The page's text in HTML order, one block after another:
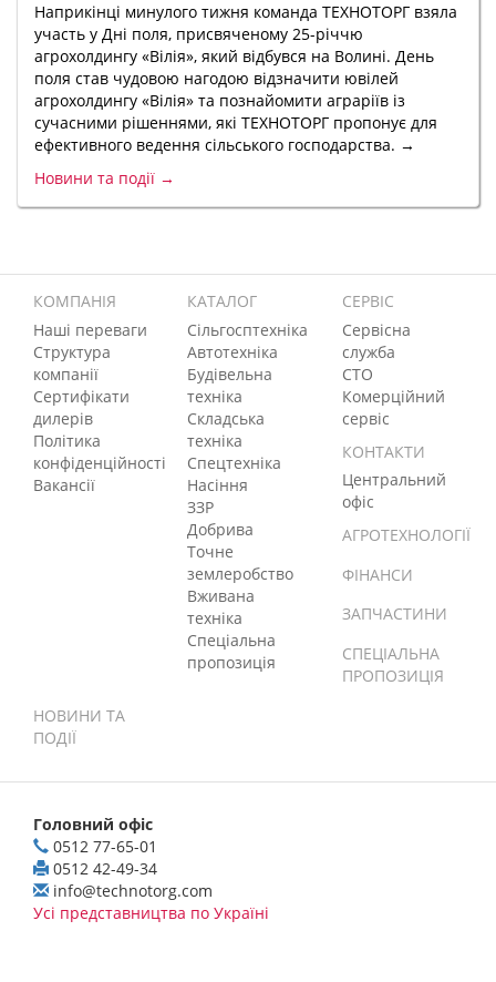
Наприкінці минулого тижня команда ТЕХНОТОРГ взяла
участь у Дні поля, присвяченому 25-річчю
агрохолдингу «Вілія», який відбувся на Волині. День
поля став чудовою нагодою відзначити ювілей
агрохолдингу «Вілія» та познайомити аграріїв із
сучасними рішеннями, які ТЕХНОТОРГ пропонує для
ефективного ведення сільського господарства. →
Новини та події →
КОМПАНІЯ
Наші переваги
Структура
компанії
Сертифікати
дилерів
Політика
конфіденційності
Вакансії
КАТАЛОГ
Сільгосптехніка
Автотехніка
Будівельна
техніка
Складська
техніка
Спецтехніка
Насіння
ЗЗР
Добрива
Точне
землеробство
Вживана
техніка
Спеціальна
пропозиція
СЕРВІС
Сервісна
служба
СТО
Комерційний
сервіс
КОНТАКТИ
Центральний
офіс
АГРОТЕХНОЛОГІЇ
ФІНАНСИ
ЗАПЧАСТИНИ
СПЕЦІАЛЬНА
ПРОПОЗИЦІЯ
НОВИНИ ТА
ПОДІЇ
Головний офіс
0512 77-65-01
0512 42-49-34
info@technotorg.com
Усі представництва по Україні